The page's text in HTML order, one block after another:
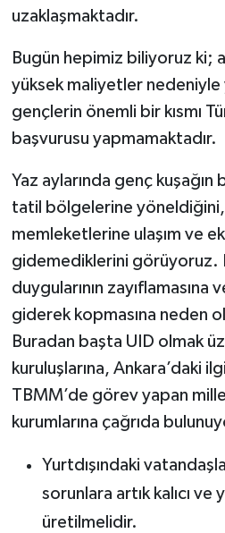
uzaklaşmaktadır.
Bugün hepimiz biliyoruz ki;
yüksek maliyetler nedeniyle
gençlerin önemli bir kısmı
başvurusu yapmamaktadır.
Yaz aylarında genç kuşağın
tatil bölgelerine yöneldiğini,
memleketlerine ulaşım ve
gidemediklerini görüyoruz.
duygularının zayıflamasına
giderek kopmasına neden
Buradan başta UID olmak
kuruluşlarına, Ankara’daki
TBMM’de görev yapan
kurumlarına çağrıda
Yurtdışındaki
sorunlara artık kalıcı ve
üretilmelidir.